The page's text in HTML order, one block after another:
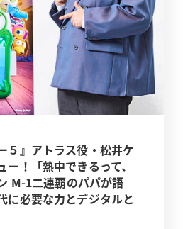
５』アトラス役・松井ケ
！「熱中できるって、
M-1二連覇のパパが語
に必要な力とデジタルと